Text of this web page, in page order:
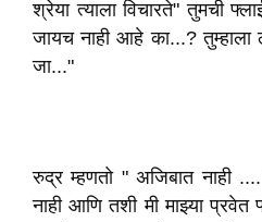
श्रेया त्याला विचारते" तुमची
जायच नाही आहे का...? तुम्हाला
जा..."
रुद्र म्हणतो " अजिबात नाही
नाही आणि तशी मी माझ्या